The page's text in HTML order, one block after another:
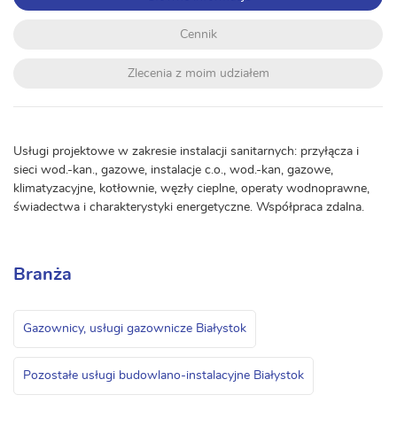
Cennik
Zlecenia z moim udziałem
Usługi projektowe w zakresie instalacji sanitarnych: przyłącza i
sieci wod.-kan., gazowe, instalacje c.o., wod.-kan, gazowe,
klimatyzacyjne, kotłownie, węzły cieplne, operaty wodnoprawne,
świadectwa i charakterystyki energetyczne. Współpraca zdalna.
Branża
Gazownicy, usługi gazownicze Białystok
Pozostałe usługi budowlano-instalacyjne Białystok